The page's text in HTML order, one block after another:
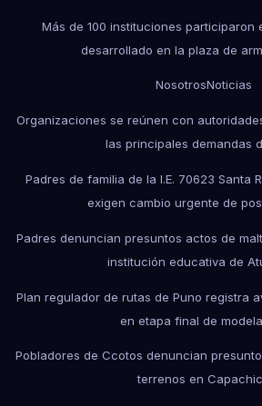
Más de 100 instituciones participaron
desarrollado en la plaza de
NosotrosNoticias
Organizaciones se reúnen con
las principales demandas
Padres de familia de la I.E. 70623 Santa
exigen cambio urgente de
Padres denuncian presuntos actos de
institución educativa de
Plan regulador de rutas de Puno registra
en etapa final de
Pobladores de Ccotos denuncian
terrenos en